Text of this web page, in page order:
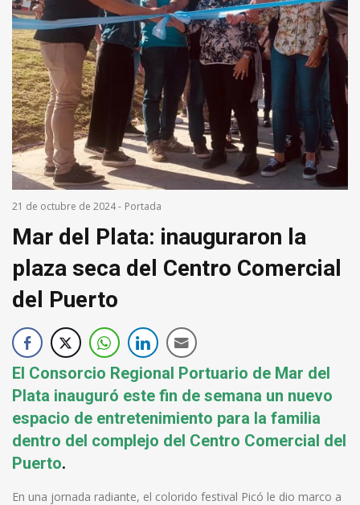
21 de octubre de 2024- Portada
Mar del Plata: inauguraron la
plaza seca del Centro Comercial
del Puerto
El Consorcio Regional Portuario de Mar del
Plata inauguró este fin de semana un nuevo
espacio de entretenimiento para la familia
dentro del complejo del Centro Comercial del
Puerto.
En una jornada radiante, el colorido festival Picó le dio marco a